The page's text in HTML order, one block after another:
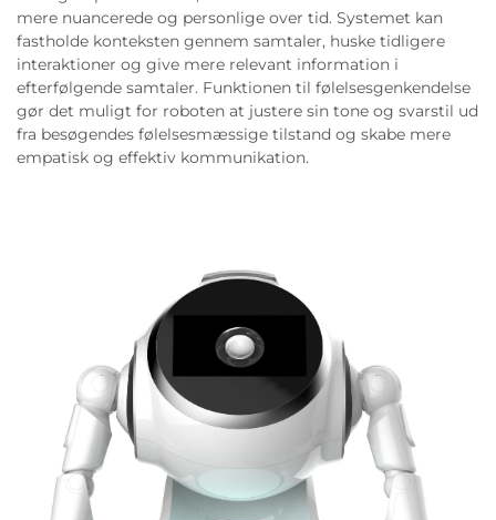
mere nuancerede og personlige over tid. Systemet kan
fastholde konteksten gennem samtaler, huske tidligere
interaktioner og give mere relevant information i
efterfølgende samtaler. Funktionen til følelsesgenkendelse
gør det muligt for roboten at justere sin tone og svarstil ud
fra besøgendes følelsesmæssige tilstand og skabe mere
empatisk og effektiv kommunikation.